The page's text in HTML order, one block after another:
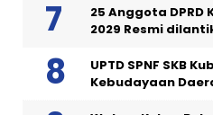
25 Anggota DPRD
2029 Resmi
UPTD SPNF SKB
Kebudayaan